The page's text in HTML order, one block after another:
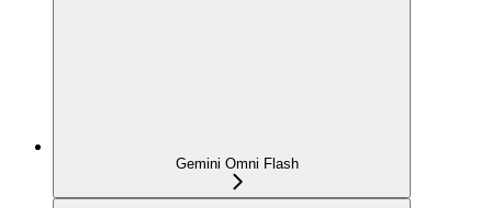
Gemini Omni Flash